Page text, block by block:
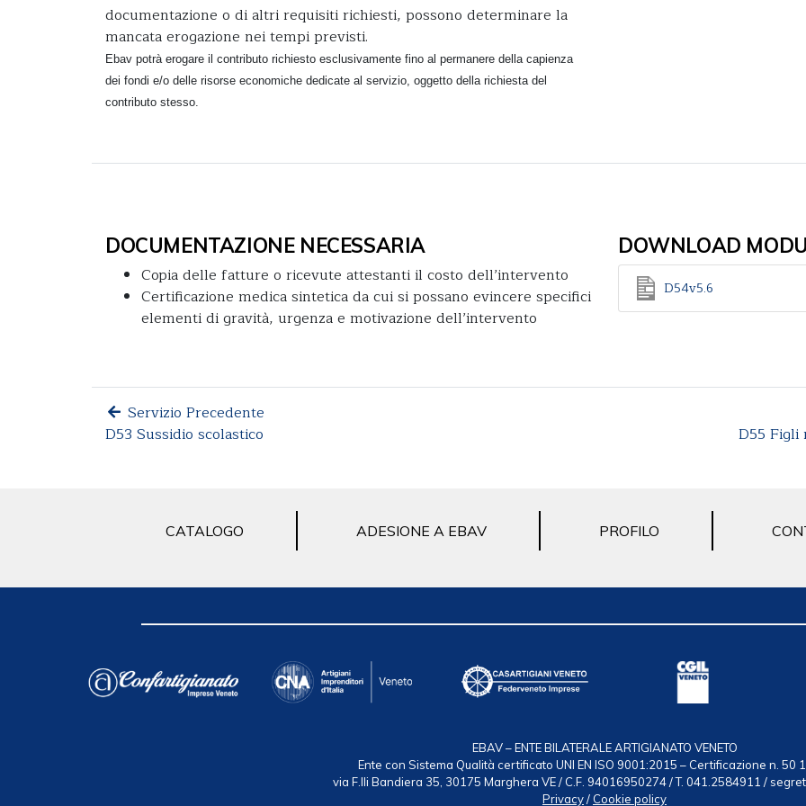
documentazione o di altri requisiti richiesti, possono determinare la
mancata erogazione nei tempi previsti.
Ebav potrà erogare il contributo richiesto esclusivamente fino al permanere della capienza
dei fondi e/o delle risorse economiche dedicate al servizio, oggetto della richiesta del
contributo stesso.
DOCUMENTAZIONE NECESSARIA
Copia delle fatture o ricevute attestanti il costo dell’intervento
Certificazione medica sintetica da cui si possano evincere specifici
elementi di gravità, urgenza e motivazione dell’intervento
DOWNLOAD
D54v5.6
Servizio Precedente
D53 Sussidio scolastico
D55 Figli
CATALOGO ADESIONE A EBAV PROFILO
EBAV – ENTE BILATERALE ARTIGIANATO VENETO
Ente con Sistema Qualità certificato UNI EN ISO 9001:2015 – Certificazione n. 50
via F.lli Bandiera 35, 30175 Marghera VE / C.F. 94016950274 / T. 041.2584911 /
Privacy/ Cookie policy